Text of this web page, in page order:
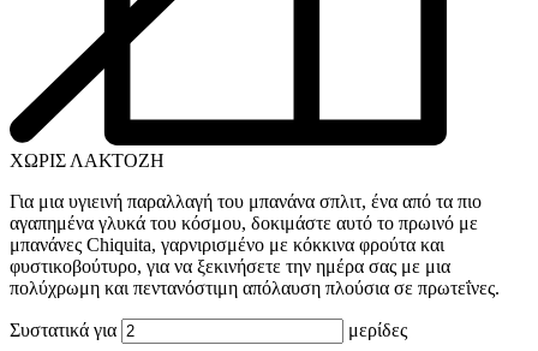
ΧΩΡΙΣ ΛΑΚΤΟΖΗ
Για μια υγιεινή παραλλαγή του μπανάνα σπλιτ, ένα από τα πιο
αγαπημένα γλυκά του κόσμου, δοκιμάστε αυτό το πρωινό με
μπανάνες Chiquita, γαρνιρισμένο με κόκκινα φρούτα και
φυστικοβούτυρο, για να ξεκινήσετε την ημέρα σας με μια
πολύχρωμη και πεντανόστιμη απόλαυση πλούσια σε πρωτεΐνες.
Συστατικά για μερίδες